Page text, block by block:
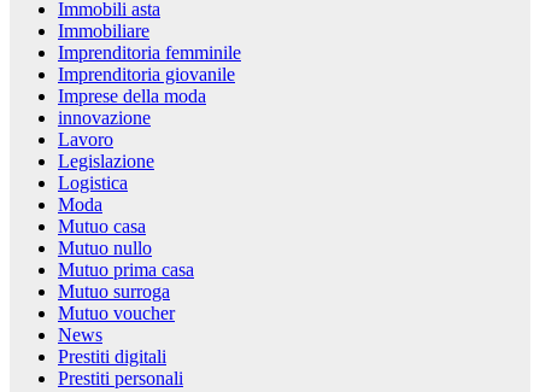
Immobili asta
Immobiliare
Imprenditoria femminile
Imprenditoria giovanile
Imprese della moda
innovazione
Lavoro
Legislazione
Logistica
Moda
Mutuo casa
Mutuo nullo
Mutuo prima casa
Mutuo surroga
Mutuo voucher
News
Prestiti digitali
Prestiti personali